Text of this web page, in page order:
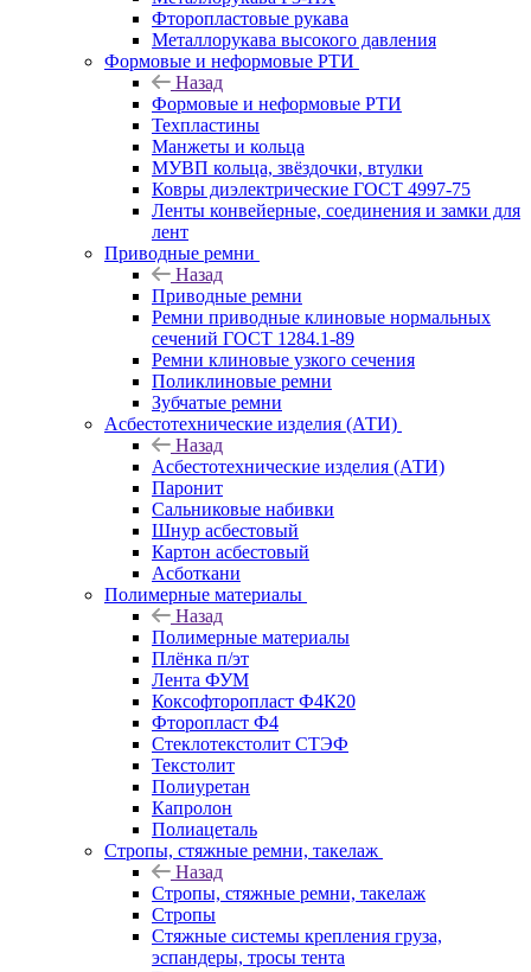
Фторопластовые рукава
Металлорукава высокого давления
Формовые и неформовые РТИ
Назад
Формовые и неформовые РТИ
Техпластины
Манжеты и кольца
МУВП кольца, звёздочки, втулки
Ковры диэлектрические ГОСТ 4997-75
Ленты конвейерные, соединения и замки для
лент
Приводные ремни
Назад
Приводные ремни
Ремни приводные клиновые нормальных
сечений ГОСТ 1284.1-89
Ремни клиновые узкого сечения
Поликлиновые ремни
Зубчатые ремни
Асбестотехнические изделия (АТИ)
Назад
Асбестотехнические изделия (АТИ)
Паронит
Сальниковые набивки
Шнур асбестовый
Картон асбестовый
Асботкани
Полимерные материалы
Назад
Полимерные материалы
Плёнка п/эт
Лента ФУМ
Коксофторопласт Ф4К20
Фторопласт Ф4
Стеклотекстолит СТЭФ
Текстолит
Полиуретан
Капролон
Полиацеталь
Стропы, стяжные ремни, такелаж
Назад
Стропы, стяжные ремни, такелаж
Стропы
Стяжные системы крепления груза,
эспандеры, тросы тента